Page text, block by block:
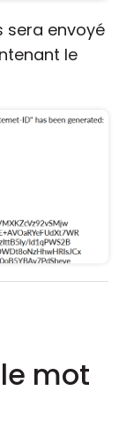
sera envoyé
le
mot